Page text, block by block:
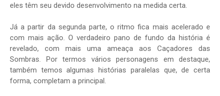
eles têm seu devido desenvolvimento na medida certa.
Já a partir da segunda parte, o ritmo fica mais acelerado e
com mais ação. O verdadeiro pano de fundo da história é
revelado, com mais uma ameaça aos Caçadores das
Sombras. Por termos vários personagens em destaque,
também temos algumas histórias paralelas que, de certa
forma, completam a principal.